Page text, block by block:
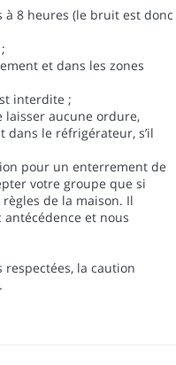
8 heures (le bruit est donc
et dans les zones
interdite ;
laisser aucune ordure,
dans le réfrigérateur, s’il
pour un enterrement de
votre groupe que si
de la maison. Il
et nous
respectées, la caution